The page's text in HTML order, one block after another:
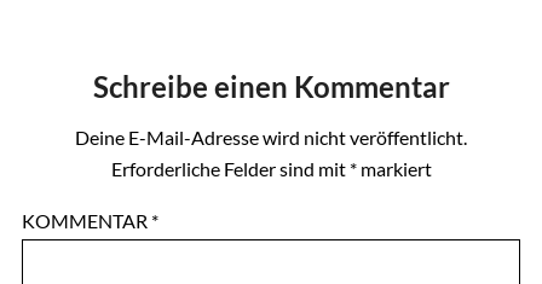
Schreibe einen Kommentar
Deine E-Mail-Adresse wird nicht veröffentlicht.
Erforderliche Felder sind mit *markiert
KOMMENTAR *